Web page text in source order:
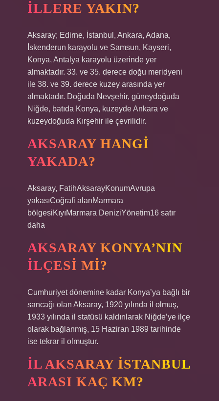
ILLERE YAKIN?
Aksaray; Edirne, İstanbul, Ankara, Adana,
İskenderun karayolu ve Samsun, Kayseri,
Konya, Antalya karayolu üzerinde yer
almaktadır. 33. ve 35. derece doğu meridyeni
ile 38. ve 39. derece kuzey arasında yer
almaktadır. Doğuda Nevşehir, güneydoğuda
Niğde, batıda Konya, kuzeyde Ankara ve
kuzeydoğuda Kırşehir ile çevrilidir.
AKSARAY HANGI
YAKADA?
Aksaray, FatihAksarayKonumAvrupa
yakasıCoğrafi alanMarmara
bölgesiKıyıMarmara DeniziYönetim16 satır
daha
AKSARAY KONYA’NIN
ILÇESI MI?
Cumhuriyet dönemine kadar Konya’ya bağlı bir
sancağı olan Aksaray, 1920 yılında il olmuş,
1933 yılında il statüsü kaldırılarak Niğde’ye ilçe
olarak bağlanmış, 15 Haziran 1989 tarihinde
ise tekrar il olmuştur.
İL AKSARAY İSTANBUL
ARASI KAÇ KM?